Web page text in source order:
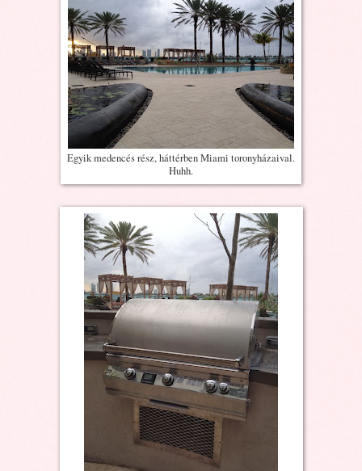
Egyik medencés rész, háttérben Miami toronyházaival.
Huhh.